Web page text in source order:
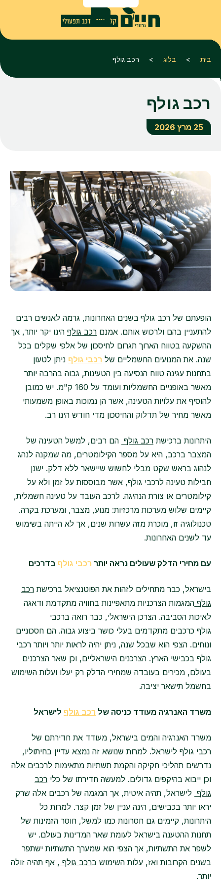
בית > בלוג > רכב גולף
רכב גולף
25 מרץ 2026
הופעתם של רכב גולף בשנים האחרונות, גרמה לאנשים רבים
להתעניין בהם ולרכוש אותם. אמנם רכב גולף הינו יקר יותר, אך
ההשקעה בטווח הארוך תגרום לחיסכון של אלפי שקלים בכל
שנה. את המנועים החשמליים של רכבי גולף ניתן לטעון
בתחנות עגינה טווח הנסיעה בין הטעינות, גבוה בהרבה יותר
מאשר באופניים החשמליות ועומד על 160 ק"מ. יש כמובן
להוסיף את עלויות הטעינה, אשר הן נמוכות באופן משמעותי
מאשר מחיר של תדלוק והחיסכון מדי חודש הינו רב.
היתרונות ברכישת רכב גולף הם רבים, למשל הטעינה של
המצבר ברכב, היא על מספר הקילומטרים, מה שמקנה לנהג
לנהוג בראש שקט מבלי לחשוש שיישאר ללא דלק. ישנן
חבילות טעינה לרכבי גולף, אשר מבוססות על זמן ולא על
קילומטרים או צורת הנהיגה. לרכב העובד על טעינה חשמלית,
קיימים שלוש מערכות מרכזיות: מנוע, מצבר, ומערכת בקרה.
טכנולוגיה זו, מוכרת מזה עשרות שנים, אך לא הייתה בשימוש
עד לשנים האחרונות.
עם מחירי הדלק שעולים נראה יותר רכבי גולף בדרכים
בישראל, כבר מתחילים לזהות את הפוטנציאל ברכישת רכב
גולף המגמות הצרכניות מתאפיינות בחוויה מתקדמת ודאגה
לאיכות הסביבה. הצרכן הישראלי, כבר רואה ברכבי
גולף כרכבים מתקדמים בעלי כושר ביצוע גבוה. הם חסכוניים
ונוחים. הצפי הוא שבכל שנה, ניתן יהיה לראות יותר ויותר רכבי
גולף בכבישי הארץ. הצרכנים הישראליים, וכן שאר הצרכנים
בעולם, מכירים בעובדה שמחירי הדלק רק יעלו ועלות השימוש
בחשמל תישאר יציבה.
משרד האנרגיה מעודד כניסה של רכב גולף לישראל
משרד האנרגיה והמים בישראל, מעודד את חדירתם של
רכבי גולף לישראל. למרות שנושא זה נמצא עדיין בחיתוליו,
נדרשים תהליכי חקיקה והקמת תשתיות מתאימות לרכבים אלה
וכן ייבוא בהיקפים גדולים. למעשה חדירתו של כלי רכב
גולף לישראל, תהיה איטית, אך המגמה של רכבים אלה שרק
יראו יותר בכבישים, הינה עניין של זמן קצר. למרות כל
היתרונות, קיימים גם חסרונות כמו למשל, חוסר הזמינות של
תחנות ההטענה בישראל לעומת שאר המדינות בעולם. יש
לשפר את התשתיות, אך הצפי הוא שמערך התשתיות ישתפר
בשנים הקרובות ואז, עלות השימוש ברכב גולף , אף תהיה זולה
יותר.